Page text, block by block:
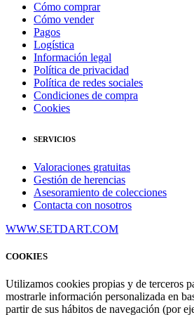
Cómo comprar
Cómo vender
Pagos
Logística
Información legal
Política de privacidad
Política de redes sociales
Condiciones de compra
Cookies
SERVICIOS
Valoraciones gratuitas
Gestión de herencias
Asesoramiento de colecciones
Contacta con nosotros
WWW.SETDART.COM
COOKIES
Utilizamos cookies propias y de terceros
mostrarle información personalizada en
partir de sus hábitos de navegación (por